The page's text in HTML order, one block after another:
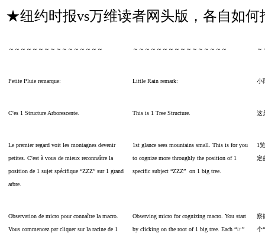
★纽约时报vs万维读者网头版，各自如
～～～～～～～～～～～～～～～～ ～～～～～～～～～～～～～～～～ ～
Petite Pluie remarque: Little Rain remark: 小
C'es 1 Structure Arborescente. This is 1 Tree Structure. 这
Le premier regard voit les montagnes devenir
petites. C'est à vous de mieux reconnaître la
position de 1 sujet spécifique “ZZZ” sur 1 grand
arbre.
1st glance sees mountains small. This is for you
to cognize more throughly the position of 1
specific subject “ZZZ” on 1 big tree.
1
定
Observation de micro pour connaître la macro.
Vous commencez par cliquer sur la racine de 1
Observing micro for cognizing macro. You start
by clicking on the root of 1 big tree. Each “☞”
察
个